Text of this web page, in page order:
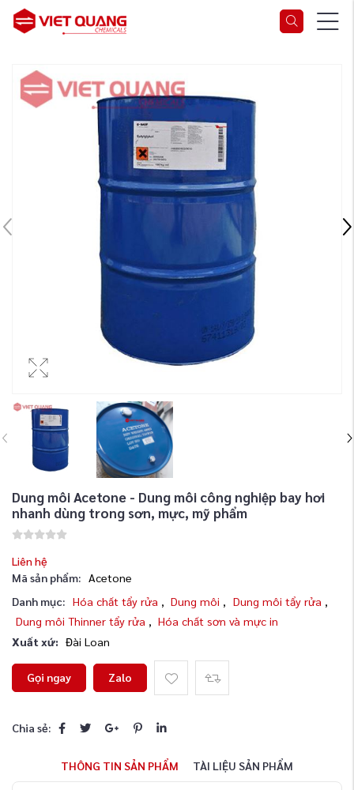
Dung môi Acetone - Dung môi công nghiệp bay hơi
nhanh dùng trong sơn, mực, mỹ phẩm
Liên hệ
Mã sản phẩm: Acetone
Danh mục: Hóa chất tẩy rửa , Dung môi , Dung môi tẩy rửa ,
Dung môi Thinner tẩy rửa , Hóa chất sơn và mực in
Xuất xứ: Đài Loan
Gọi ngay Zalo
Chia sẻ:
THÔNG TIN SẢN PHẨM TÀI LIỆU SẢN PHẨM